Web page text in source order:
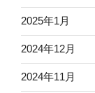
2025年1月
2024年12月
2024年11月